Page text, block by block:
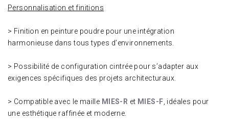
Personnalisation et finitions
> Finition en peinture poudre pour une intégration
harmonieuse dans tous types d’environnements.
> Possibilité de configuration cintrée pour s’adapter aux
exigences spécifiques des projets architecturaux.
> Compatible avec le maille MIES-R et MIES-F , idéales pour
une esthétique raffinée et moderne.